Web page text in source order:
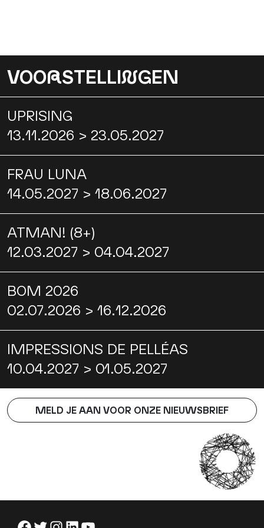
VOORSTELLINGEN
UPRISING
13.11.2026 > 23.05.2027
FRAU LUNA
14.05.2027 > 18.06.2027
ATMAN! (8+)
12.03.2027 > 04.04.2027
BOM 2026
02.07.2026 > 16.12.2026
IMPRESSIONS DE PELLÉAS
10.04.2027 > 01.05.2027
MELD JE AAN VOOR ONZE NIEUWSBRIEF